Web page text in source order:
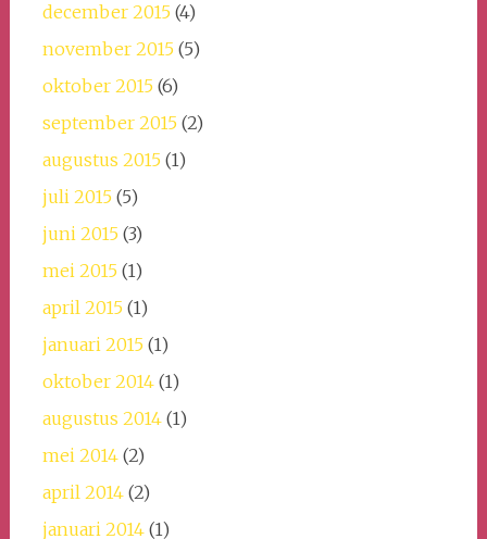
december 2015(4)
november 2015(5)
oktober 2015(6)
september 2015(2)
augustus 2015(1)
juli 2015(5)
juni 2015(3)
mei 2015(1)
april 2015(1)
januari 2015(1)
oktober 2014(1)
augustus 2014(1)
mei 2014(2)
april 2014(2)
januari 2014(1)